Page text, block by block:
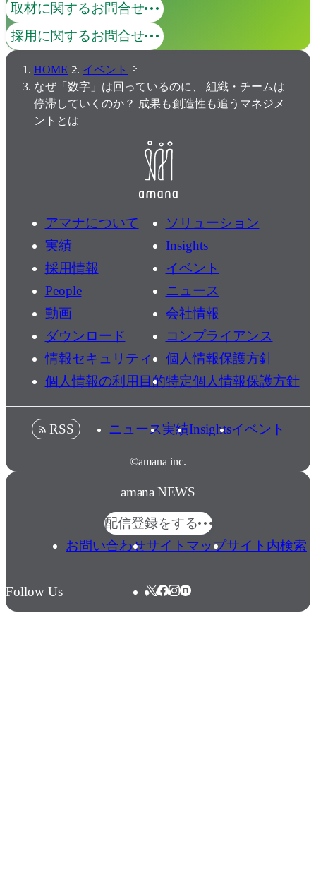
取材に関するお問合せ
採用に関するお問合せ
HOME
イベント
なぜ「数字」は回っているのに、 組織・チームは
停滞していくのか？ 成果も創造性も追うマネジメ
ントとは
アマナについて
ソリューション
実績
Insights
採用情報
イベント
People
ニュース
動画
会社情報
ダウンロード
コンプライアンス
情報セキュリティ
個人情報保護方針
個人情報の利用目的特定個人情報保護方針
©amana inc.
RSS ニュース実績Insightsイベント
amana NEWS
配信登録をする
お問い合わせサイトマップサイト内検索
Follow Us